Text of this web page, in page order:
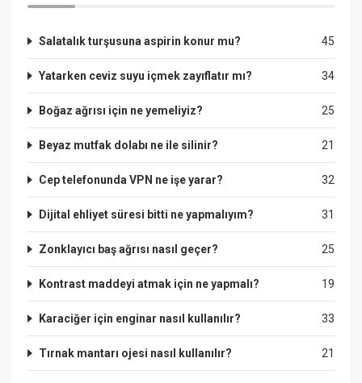
45
Salatalık turşusuna aspirin konur mu?
34
Yatarken ceviz suyu içmek zayıflatır mı?
25
Boğaz ağrısı için ne yemeliyiz?
21
Beyaz mutfak dolabı ne ile silinir?
32
Cep telefonunda VPN ne işe yarar?
31
Dijital ehliyet süresi bitti ne yapmalıyım?
25
Zonklayıcı baş ağrısı nasıl geçer?
19
Kontrast maddeyi atmak için ne yapmalı?
33
Karaciğer için enginar nasıl kullanılır?
21
Tırnak mantarı ojesi nasıl kullanılır?